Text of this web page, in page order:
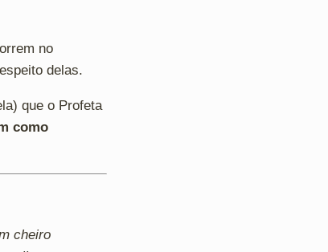
no
delas.
que o Profeta
como
cheiro